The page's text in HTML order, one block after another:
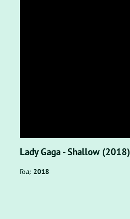
Lady Gaga - Shallow (2018)
Год: 2018